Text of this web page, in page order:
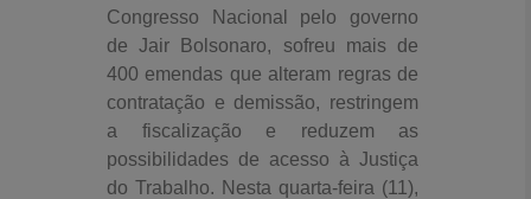
Congresso Nacional pelo governo
de Jair Bolsonaro, sofreu mais de
400 emendas que alteram regras de
contratação e demissão, restringem
a fiscalização e reduzem as
possibilidades de acesso à Justiça
do Trabalho. Nesta quarta-feira (11),